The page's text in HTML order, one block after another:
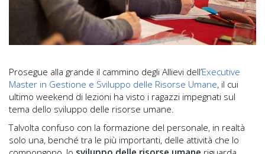
Prosegue alla grande il cammino degli Allievi dell’Executive
Master in Gestione e Sviluppo delle Risorse Umane, il cui
ultimo weekend di lezioni ha visto i ragazzi impegnati sul
tema dello sviluppo delle risorse umane.
Talvolta confuso con la formazione del personale, in realtà
solo una, benché tra le più importanti, delle attività che lo